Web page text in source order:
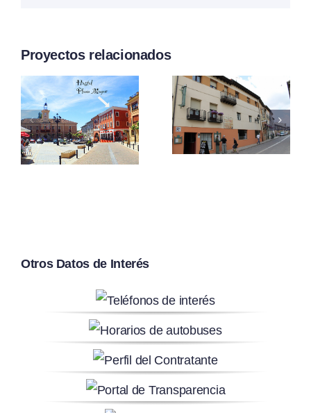
Proyectos relacionados
Hostal-
Restaurante
«La
Corte»
Hostal
Otros Datos de Interés